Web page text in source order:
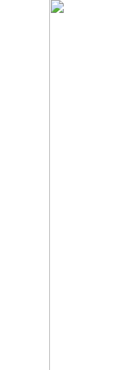
母婴行业